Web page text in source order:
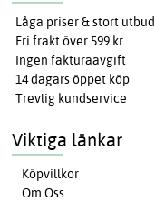
Låga priser & stort utbud
Fri frakt över 599 kr
Ingen fakturaavgift
14 dagars öppet köp
Trevlig kundservice
Viktiga länkar
Köpvillkor
Om Oss